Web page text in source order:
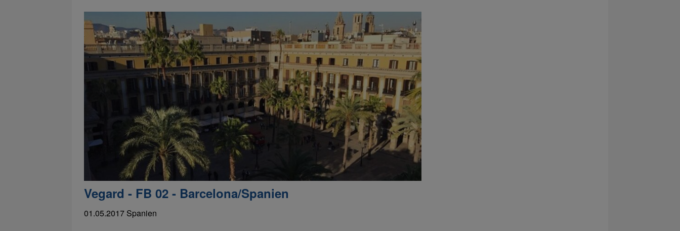
Vegard - FB 02 - Barcelona/Spanien
01.05.2017 Spanien